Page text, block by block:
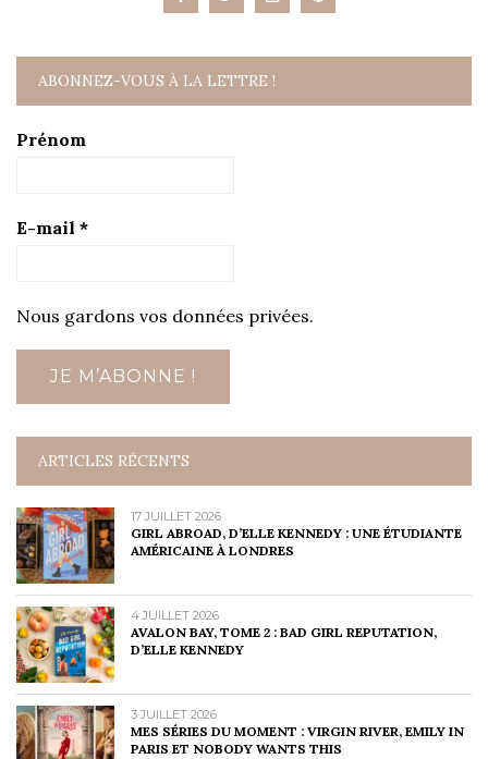
ABONNEZ-VOUS À LA LETTRE !
Prénom
E-mail *
Nous gardons vos données privées.
ARTICLES RÉCENTS
17 JUILLET 2026
GIRL ABROAD, D’ELLE KENNEDY : UNE ÉTUDIANTE
AMÉRICAINE À LONDRES
4 JUILLET 2026
AVALON BAY, TOME 2 : BAD GIRL REPUTATION,
D’ELLE KENNEDY
3 JUILLET 2026
MES SÉRIES DU MOMENT : VIRGIN RIVER, EMILY IN
PARIS ET NOBODY WANTS THIS